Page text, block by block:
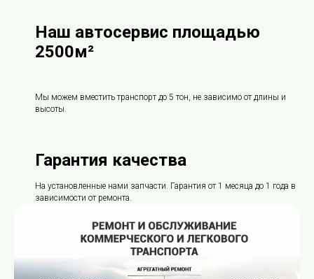
Наш автосервис площадью
2500м²
Мы можем вместить транспорт до 5 тон, не зависимо от длины и
высоты.
Гарантия качества
На установленные нами запчасти. Гарантия от 1 месяца до 1 года в
зависимости от ремонта.